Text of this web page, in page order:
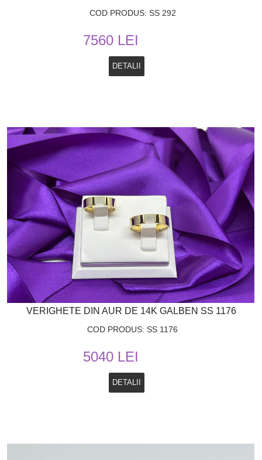
COD PRODUS: SS 292
7560 LEI
DETALII
VERIGHETE DIN AUR DE 14K GALBEN SS 1176
COD PRODUS: SS 1176
5040 LEI
DETALII